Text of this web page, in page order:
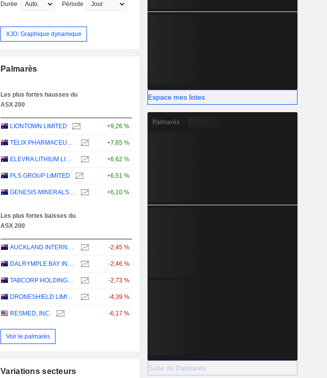
Durée Période
XJO: Graphique dynamique
Palmarès
Les plus fortes hausses du
ASX 200
LIONTOWN LIMITED +9,26 %
TELIX PHARMACEUTICALS LIMITED +7,65 %
ELEVRA LITHIUM LIMITED +6,62 %
PLS GROUP LIMITED +6,51 %
GENESIS MINERALS LIMITED +6,10 %
Les plus fortes baisses du
ASX 200
AUCKLAND INTERNATIONAL AIRPORT LIMITED -2,45 %
DALRYMPLE BAY INFRASTRUCTURE LIMITED -2,46 %
TABCORP HOLDINGS LIMITED -2,73 %
DRONESHIELD LIMITED -4,39 %
RESMED, INC. -6,17 %
Voir le palmarès
Variations secteurs
Espace mes listes
Palmarès
Suite du Palmarès